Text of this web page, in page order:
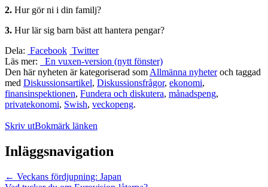
2. Hur gör ni i din familj?
3. Hur lär sig barn bäst att hantera pengar?
Dela: Facebook Twitter
Läs mer:
En vuxen-version (nytt fönster)
Den här nyheten är kategoriserad som Allmänna nyheteroch taggad
med Diskussionsartikel, Diskussionsfrågor, ekonomi,
finansinspektionen, Fundera och diskutera, månadspeng,
privatekonomi, Swish, veckopeng.
Skriv utBokmärk länken
Inläggsnavigation
← Veckans fördjupning: Japan